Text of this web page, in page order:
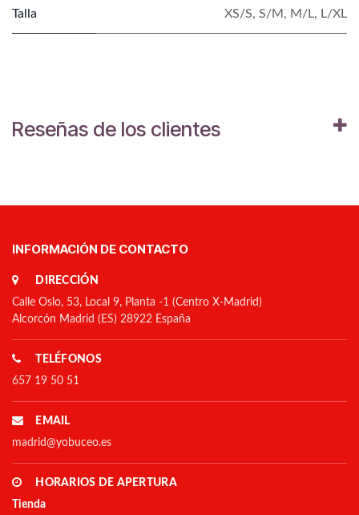
Talla XS/S, S/M , M/L, L/XL
Reseñas de los clientes
INFORMACIÓN DE CONTACTO
DIRECCIÓN
Calle Oslo, 53, Local 9, Planta -1 (Centro X-Madrid)
Alcorcón Madrid (ES) 28922 España
TELÉFONOS
657 19 50 51
EMAIL
madrid@yobuceo.es
HORARIOS DE APERTURA
Tienda